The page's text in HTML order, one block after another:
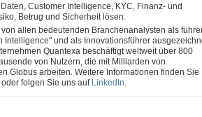
Customer Intelligence, KYC, Finanz- und
Betrug und Sicherheit lösen.
allen bedeutenden Branchenanalysten als
Intelligence" und als Innovationsführer
Quantexa beschäftigt weltweit über 800
von Nutzern, die mit Milliarden von
Globus arbeiten. Weitere Informationen finden Sie
oder folgen Sie uns auf LinkedIn.